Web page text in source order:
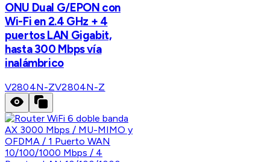
ONU Dual G/EPON con
Wi-Fi en 2.4 GHz + 4
puertos LAN Gigabit,
hasta 300 Mbps vía
inalámbrico
V2804N-ZV2804N-Z